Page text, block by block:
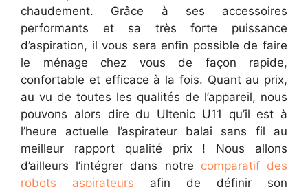
chaudement. Grâce à ses accessoires
performants et sa très forte puissance
d’aspiration, il vous sera enfin possible de faire
le ménage chez vous de façon rapide,
confortable et efficace à la fois. Quant au prix,
au vu de toutes les qualités de l’appareil, nous
pouvons alors dire du Ultenic U11 qu’il est à
l’heure actuelle l’aspirateur balai sans fil au
meilleur rapport qualité prix ! Nous allons
d’ailleurs l’intégrer dans notre comparatif des
robots aspirateurs afin de définir son